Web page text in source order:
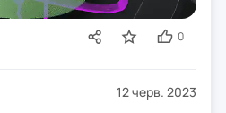
12 черв. 2023
0